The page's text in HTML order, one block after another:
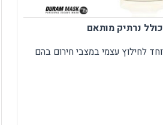
לחילוץ עצמי במצבי חירום בהם